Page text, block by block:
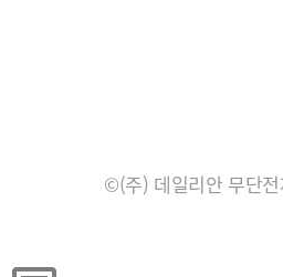
©(주) 데일리안 무단